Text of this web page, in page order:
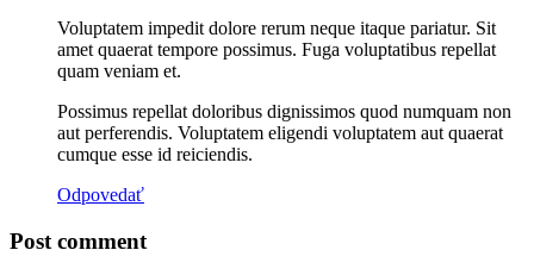
Voluptatem impedit dolore rerum neque itaque pariatur. Sit
amet quaerat tempore possimus. Fuga voluptatibus repellat
quam veniam et.
Possimus repellat doloribus dignissimos quod numquam non
aut perferendis. Voluptatem eligendi voluptatem aut quaerat
cumque esse id reiciendis.
Odpovedať
Post comment